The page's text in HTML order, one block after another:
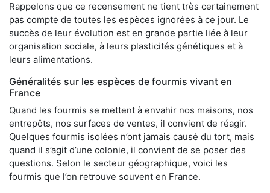
Rappelons que ce recensement ne tient très certainement
pas compte de toutes les espèces ignorées à ce jour. Le
succès de leur évolution est en grande partie liée à leur
organisation sociale, à leurs plasticités génétiques et à
leurs alimentations.
Généralités sur les espèces de fourmis vivant en
France
Quand les fourmis se mettent à envahir nos maisons, nos
entrepôts, nos surfaces de ventes, il convient de réagir.
Quelques fourmis isolées n’ont jamais causé du tort, mais
quand il s’agit d’une colonie, il convient de se poser des
questions. Selon le secteur géographique, voici les
fourmis que l’on retrouve souvent en France.